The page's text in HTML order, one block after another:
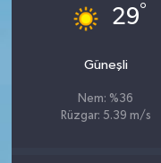
29°
Güneşli
Nem: %36
Rüzgar: 5.39 m/s